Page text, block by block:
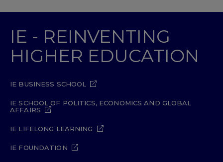
IE - REINVENTING
HIGHER EDUCATION
IE BUSINESS SCHOOL
IE SCHOOL OF POLITICS, ECONOMICS AND GLOBAL
AFFAIRS
IE LIFELONG LEARNING
IE FOUNDATION